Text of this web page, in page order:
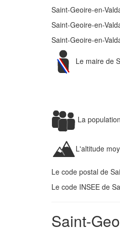
Saint-Geoire-en-
Saint-Geoire-en-
Saint-Geoire-en-
Le maire de
La
L'altitude
Le code postal de
Le code INSEE de
Saint-